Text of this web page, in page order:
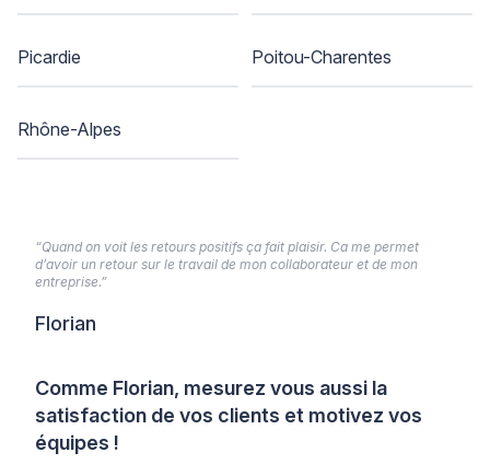
Picardie Poitou-Charentes
Rhône-Alpes
Comme Florian, mesurez vous aussi la
satisfaction de vos clients et motivez vos
équipes !
“Quand on voit les retours positifs ça fait plaisir. Ca me permet
d’avoir un retour sur le travail de mon collaborateur et de mon
entreprise.”
Florian